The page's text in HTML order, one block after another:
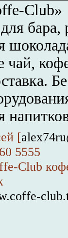
Club»
бара,
чай,
[
5555
Club